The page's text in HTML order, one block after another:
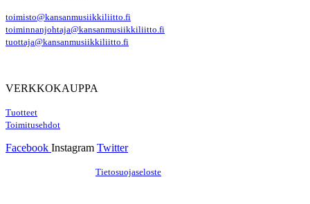
toimisto@kansanmusiikkiliitto.fi
toiminnanjohtaja@kansanmusiikkiliitto.fi
tuottaja@kansanmusiikkiliitto.fi
VERKKOKAUPPA
Tuotteet
Toimitusehdot
Facebook Instagram Twitter
Tietosuojaseloste